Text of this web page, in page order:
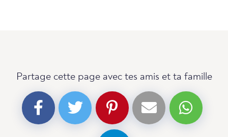
Partage cette page avec tes amis et ta famille